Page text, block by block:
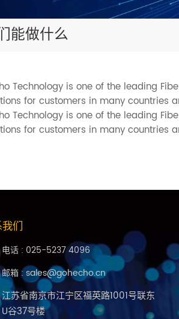
能做什么
Technology is one of the leading
for customers in many countries
Technology is one of the leading
for customers in many countries
们
电话 : 025-5237 4096
邮箱 : sales@gohecho.cn
江苏省南京市江宁区福英路1001号联东
U谷37号楼